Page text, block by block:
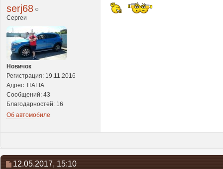
serj68
Сергеи
Новичок
Регистрация: 19.11.2016
Адрес: ITALIA
Сообщений: 43
Благодарностей: 16
Об автомобиле
12.05.2017, 15:10